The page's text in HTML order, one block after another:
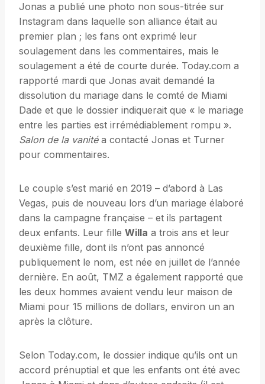
Jonas a publié une photo non sous-titrée sur
Instagram dans laquelle son alliance était au
premier plan ; les fans ont exprimé leur
soulagement dans les commentaires, mais le
soulagement a été de courte durée. Today.com a
rapporté mardi que Jonas avait demandé la
dissolution du mariage dans le comté de Miami
Dade et que le dossier indiquerait que « le mariage
entre les parties est irrémédiablement rompu ».
Salon de la vanitéa contacté Jonas et Turner
pour commentaires.
Le couple s’est marié en 2019 – d’abord à Las
Vegas, puis de nouveau lors d’un mariage élaboré
dans la campagne française – et ils partagent
deux enfants. Leur fille Willa a trois ans et leur
deuxième fille, dont ils n’ont pas annoncé
publiquement le nom, est née en juillet de l’année
dernière. En août, TMZ a également rapporté que
les deux hommes avaient vendu leur maison de
Miami pour 15 millions de dollars, environ un an
après la clôture.
Selon Today.com, le dossier indique qu’ils ont un
accord prénuptial et que les enfants ont été avec